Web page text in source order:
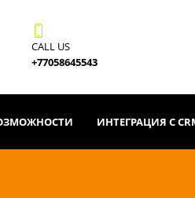
CALL US
+77058645543
ИНТЕГРАЦИЯ С